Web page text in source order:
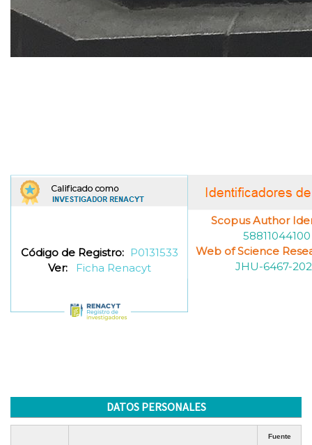
Código de Registro: P0131533
Ver:
Ficha Renacyt
Scopus Author
58811044100
Web of Science
JHU-6467-
DATOS PERSONALES
Fuente